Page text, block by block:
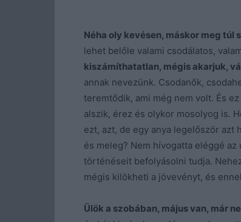
Néha oly kevésen, máskor meg
lehet belőle valami csodálatos,
kiszámíthatatlan, mégis akarjuk,
annak nevezünk. Csodanők,
teremtődik, ami még nem volt. És
alszik, érez és olykor mosolyog is.
ezt, azt, de egy anya legelőször azt
és meleg? Nem hívogatta eléggé
történéseit befolyásolni tudja.
mégis kilökheti a jövevényt, és
Ülök a szobában, május van, már